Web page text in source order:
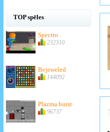
TOP spēles
Spectro
232310
Bejeweled
144092
Plazma burst
96737